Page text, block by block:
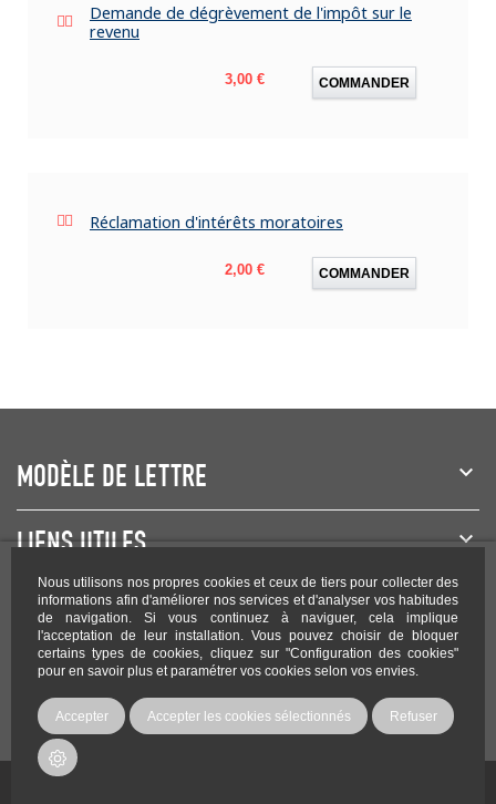
Nous utilisons nos propres cookies et ceux de tiers pour collecter des
informations afin d'améliorer nos services et d'analyser vos habitudes
de navigation. Si vous continuez à naviguer, cela implique
l'acceptation de leur installation. Vous pouvez choisir de bloquer
certains types de cookies, cliquez sur "Configuration des cookies"
pour en savoir plus et paramétrer vos cookies selon vos envies.
Accepter Accepter les cookies sélectionnés Refuser
Demande de dégrèvement de l'impôt sur le
revenu
Prix
3,00 € COMMANDER
Réclamation d'intérêts moratoires
Prix
2,00 € COMMANDER
MODÈLE DE LETTRE
LIENS UTILES
NEWSLETTER